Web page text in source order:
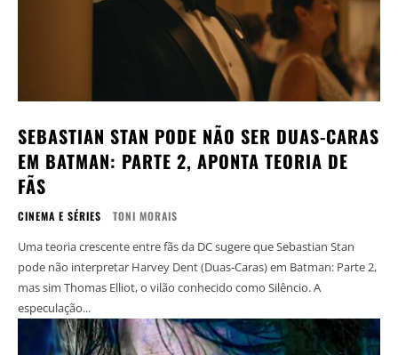
SEBASTIAN STAN PODE NÃO SER DUAS-CARAS
EM BATMAN: PARTE 2, APONTA TEORIA DE
FÃS
CINEMA E SÉRIES TONI MORAIS
Uma teoria crescente entre fãs da DC sugere que Sebastian Stan
pode não interpretar Harvey Dent (Duas-Caras) em Batman: Parte 2,
mas sim Thomas Elliot, o vilão conhecido como Silêncio. A
especulação...